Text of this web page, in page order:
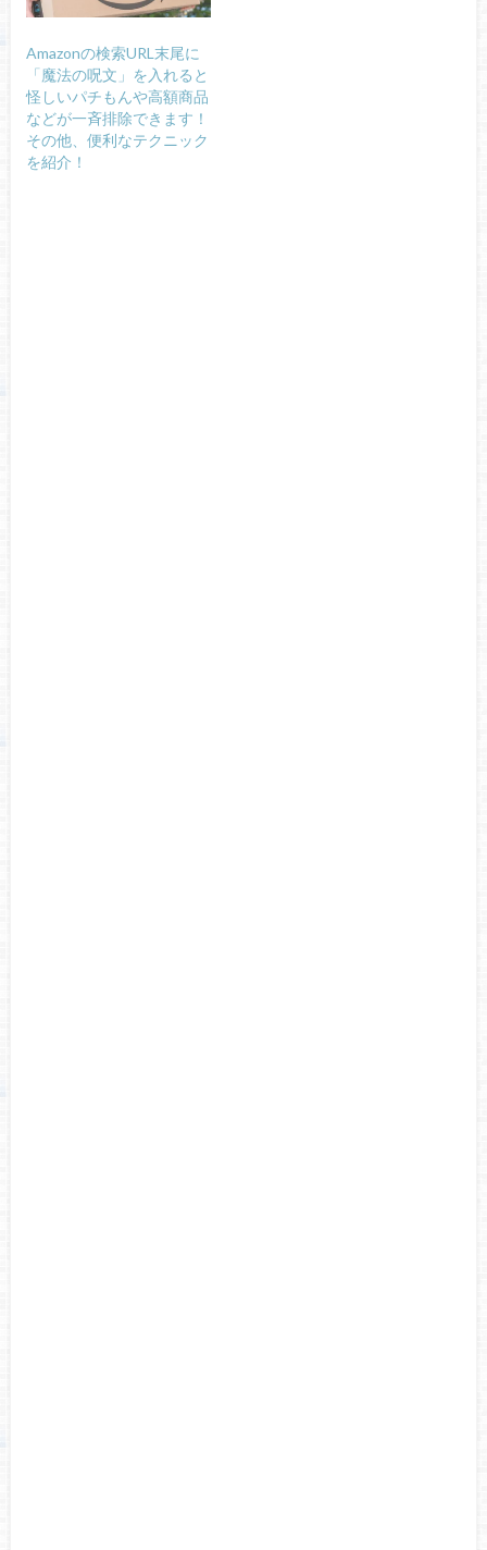
Amazonの検索URL末尾に
「魔法の呪文」を入れると
怪しいパチもんや高額商品
などが一斉排除できます！
その他、便利なテクニック
を紹介！